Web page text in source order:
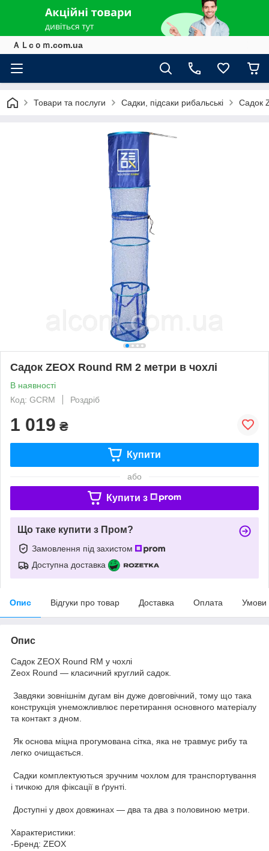
ＡＬcｏｍ.com.ua
Товари та послуги Садки, підсаки рибальські Садок
Садок ZEOX Round RM 2 метри в чохлі
В наявності
Код: GCRM
Роздріб
1 019 ₴
Купити
або
Купити з
Що таке купити з Пром?
Замовлення під захистом
Доступна доставка
Опис Відгуки про товар Доставка Оплата Умови
Опис
Садок ZEOX Round RM у чохлі
Zeox Round — класичний круглий садок.
Завдяки зовнішнім дугам він дуже довговічний, тому що така
конструкція унеможливлює перетирання основного матеріалу
та контакт з дном.
Як основа міцна прогумована сітка, яка не травмує рибу та
легко очищається.
Садки комплектуються зручним чохлом для транспортування
і тичкою для фіксації в ґрунті.
Доступні у двох довжинах — два та два з половиною метри.
Характеристики:
-Бренд: ZEOX